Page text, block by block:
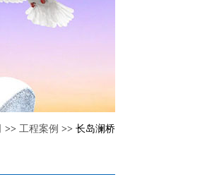
>> 工程案例 >> 长岛澜桥